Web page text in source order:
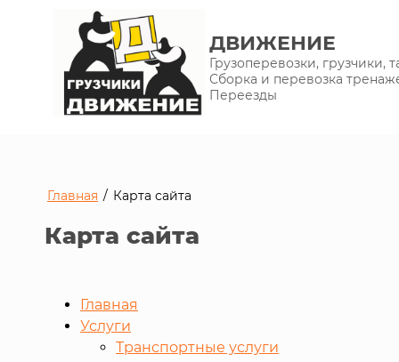
ДВИЖЕНИЕ
Грузоперевозки, грузчики,
Сборка и перевозка
Переезды
Главная / Карта сайта
Карта сайта
Главная
Услуги
Транспортные услуги